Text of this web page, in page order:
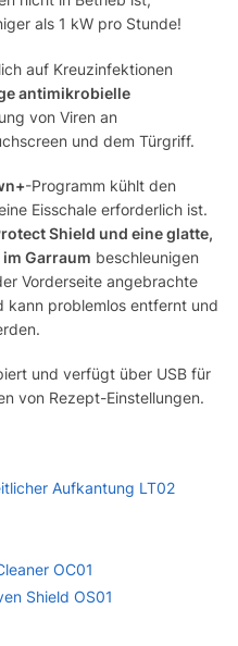
als 1 kW pro Stunde!
auf Kreuzinfektionen
antimikrobielle
von Viren an
und dem Türgriff.
-Programm kühlt den
Eisschale erforderlich ist.
Shield und eine glatte,
Garraum beschleunigen
Vorderseite angebrachte
problemlos entfernt und
und verfügt über USB für
von Rezept-Einstellungen.
Aufkantung LT02
OC01
Shield OS01